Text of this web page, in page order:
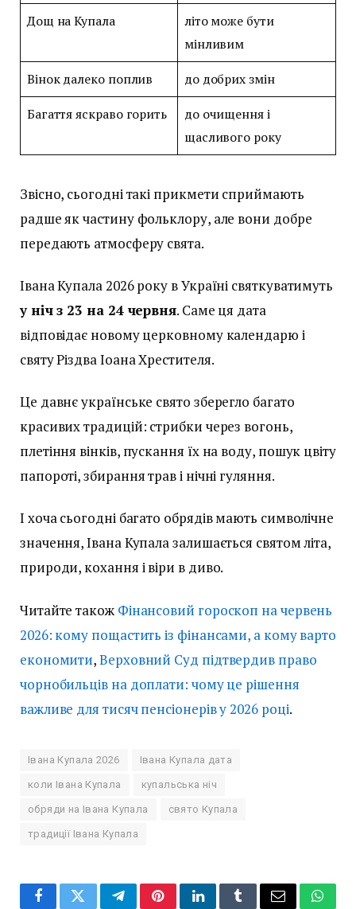
Дощ на Купала
літо може бути
мінливим
Вінок далеко поплив до добрих змін
Багаття яскраво горить
до очищення і
щасливого року
Звісно, сьогодні такі прикмети сприймають
радше як частину фольклору, але вони добре
передають атмосферу свята.
Івана Купала 2026 року в Україні святкуватимуть
у ніч з 23 на 24 червня. Саме ця дата
відповідає новому церковному календарю і
святу Різдва Іоана Хрестителя.
Це давнє українське свято зберегло багато
красивих традицій: стрибки через вогонь,
плетіння вінків, пускання їх на воду, пошук цвіту
папороті, збирання трав і нічні гуляння.
І хоча сьогодні багато обрядів мають символічне
значення, Івана Купала залишається святом літа,
природи, кохання і віри в диво.
Читайте також Фінансовий гороскоп на червень
2026: кому пощастить із фінансами, а кому варто
економити,Верховний Суд підтвердив право
чорнобильців на доплати: чому це рішення
важливе для тисяч пенсіонерів у 2026 році.
Івана Купала 2026 Івана Купала дата
коли Івана Купала купальська ніч
обряди на Івана Купала свято Купала
традиції Івана Купала